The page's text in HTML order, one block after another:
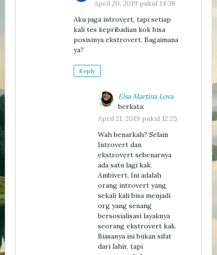
April 20, 2019 pukul 14:38
Aku juga introvert, tapi setiap
kali tes kepribadian kok bisa
posisinya ekstrovert. Bagaimana
ya?
Reply
Elsa Martina Lova
berkata:
April 21, 2019 pukul 12:25
Wah benarkah? Selain
Introvert dan
ekstrovert sebenarnya
ada satu lagi kak.
Ambivert. Ini adalah
orang introvert yang
sekali kali bisa menjadi
org yang senang
bersosialisasi layaknya
seorang ekstrovert kak.
Biasanya ini bukan sifat
dari lahir, tapi